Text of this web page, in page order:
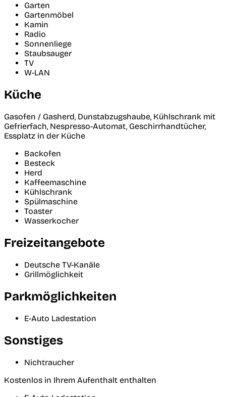
Garten
Gartenmöbel
Kamin
Radio
Sonnenliege
Staubsauger
TV
W-LAN
Küche
Gasofen / Gasherd, Dunstabzugshaube, Kühlschrank mit
Gefrierfach, Nespresso-Automat, Geschirrhandtücher,
Essplatz in der Küche
Backofen
Besteck
Herd
Kaffeemaschine
Kühlschrank
Spülmaschine
Toaster
Wasserkocher
Freizeitangebote
Deutsche TV-Kanäle
Grillmöglichkeit
Parkmöglichkeiten
E-Auto Ladestation
Sonstiges
Nichtraucher
Kostenlos in Ihrem Aufenthalt enthalten